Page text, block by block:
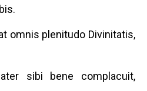
omnis plenitudo Divinitatis,
sibi bene complacuit,